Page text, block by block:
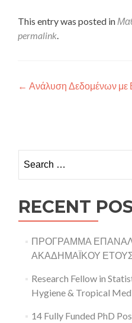
This entry was posted in
permalink.
Post
← Ανάλυση Δεδομένων με
RECENT
ΠΡΟΓΡΑΜΜΑ
ΑΚΑΔΗΜΑΪΚΟΥ ΕΤΟΥΣ
Research Fellow in
Hygiene & Tropical
14 Fully Funded PhD